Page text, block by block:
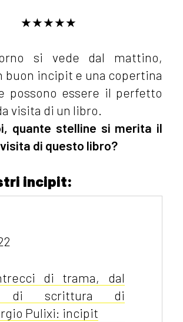
★★★★★
si vede dal mattino,
buon incipit e una copertina
possono essere il perfetto
visita di un libro.
quante stelline si merita il
di questo libro?
incipit:
di trama, dal
di scrittura di
Pulixi: incipit